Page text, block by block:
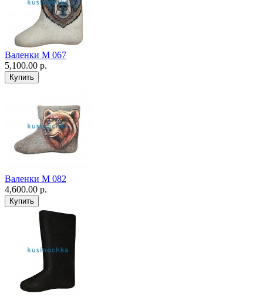
Валенки М 067
5,100.00 р.
Валенки М 082
4,600.00 р.